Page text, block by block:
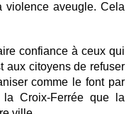
violence aveugle. Cela
confiance à ceux qui
aux citoyens de refuser
comme le font par
Croix-Ferrée que la